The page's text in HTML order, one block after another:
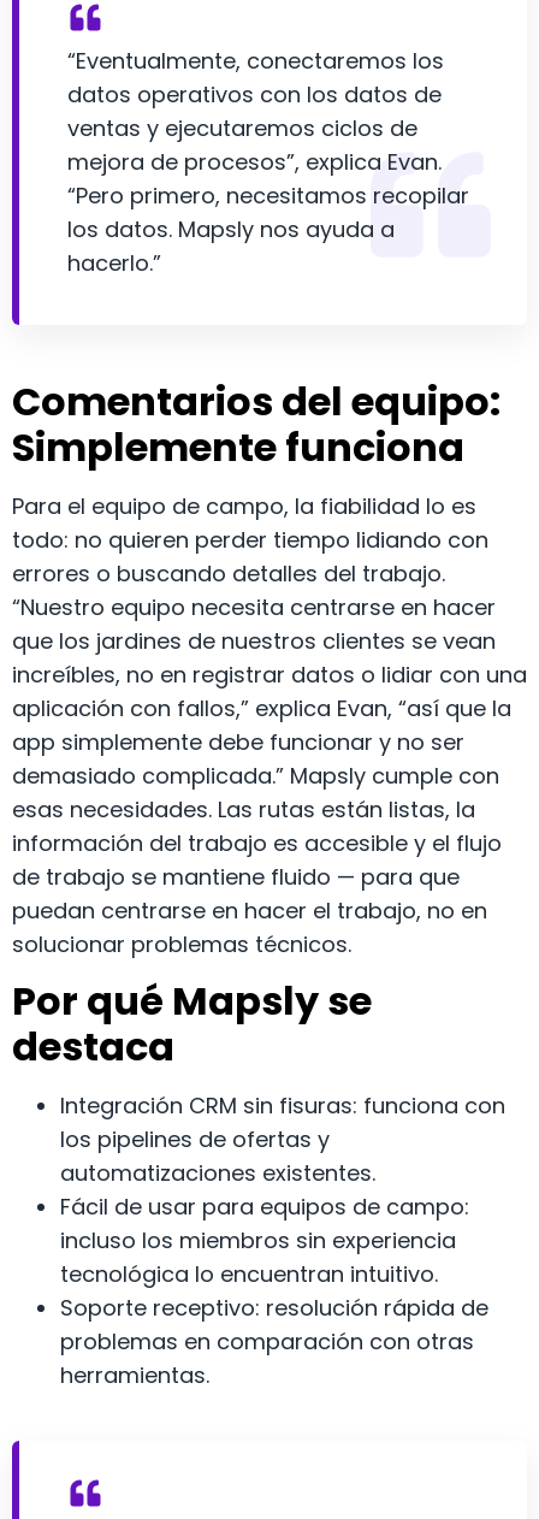
“Eventualmente, conectaremos los
datos operativos con los datos de
ventas y ejecutaremos ciclos de
mejora de procesos”, explica Evan.
“Pero primero, necesitamos recopilar
los datos. Mapsly nos ayuda a
hacerlo.”
Comentarios del equipo:
Simplemente funciona
Para el equipo de campo, la fiabilidad lo es
todo: no quieren perder tiempo lidiando con
errores o buscando detalles del trabajo.
“Nuestro equipo necesita centrarse en hacer
que los jardines de nuestros clientes se vean
increíbles, no en registrar datos o lidiar con una
aplicación con fallos,” explica Evan, “así que la
app simplemente debe funcionar y no ser
demasiado complicada.” Mapsly cumple con
esas necesidades. Las rutas están listas, la
información del trabajo es accesible y el flujo
de trabajo se mantiene fluido — para que
puedan centrarse en hacer el trabajo, no en
solucionar problemas técnicos.
Por qué Mapsly se
destaca
Integración CRM sin fisuras: funciona con
los pipelines de ofertas y
automatizaciones existentes.
Fácil de usar para equipos de campo:
incluso los miembros sin experiencia
tecnológica lo encuentran intuitivo.
Soporte receptivo: resolución rápida de
problemas en comparación con otras
herramientas.